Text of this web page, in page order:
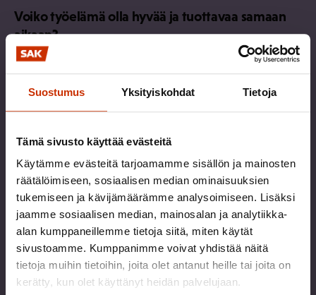
Suostumus Yksityiskohdat Tietoja
Tämä sivusto käyttää evästeitä
Käytämme evästeitä tarjoamamme sisällön ja mainosten
räätälöimiseen, sosiaalisen median ominaisuuksien
tukemiseen ja kävijämäärämme analysoimiseen. Lisäksi
jaamme sosiaalisen median, mainosalan ja analytiikka-
alan kumppaneillemme tietoja siitä, miten käytät
sivustoamme. Kumppanimme voivat yhdistää näitä
tietoja muihin tietoihin, joita olet antanut heille tai joita on
kerätty, kun olet käyttänyt heidän palvelujaan.
Voiko työelämä olla hyvää ja tuottavaa samaan
aikaan?
TALOUS JA ELINKEINOELÄMÄ